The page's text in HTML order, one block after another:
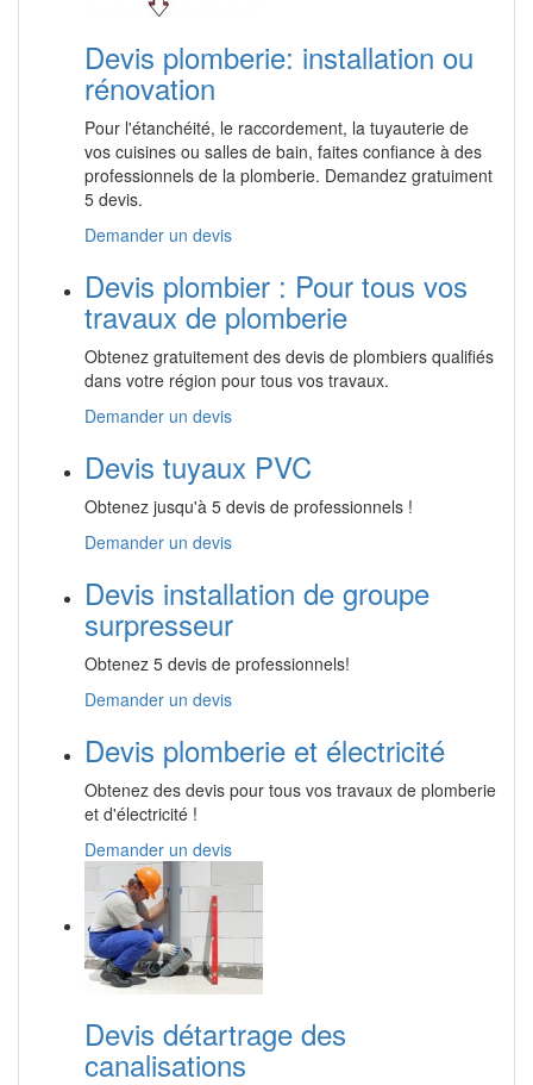
Devis plomberie: installation ou
rénovation
Pour l'étanchéité, le raccordement, la tuyauterie de
vos cuisines ou salles de bain, faites confiance à des
professionnels de la plomberie. Demandez gratuiment
5 devis.
Demander un devis
Devis plombier : Pour tous vos
travaux de plomberie
Obtenez gratuitement des devis de plombiers qualifiés
dans votre région pour tous vos travaux.
Demander un devis
Devis tuyaux PVC
Obtenez jusqu'à 5 devis de professionnels !
Demander un devis
Devis installation de groupe
surpresseur
Obtenez 5 devis de professionnels!
Demander un devis
Devis plomberie et électricité
Obtenez des devis pour tous vos travaux de plomberie
et d'électricité !
Demander un devis
Devis détartrage des
canalisations